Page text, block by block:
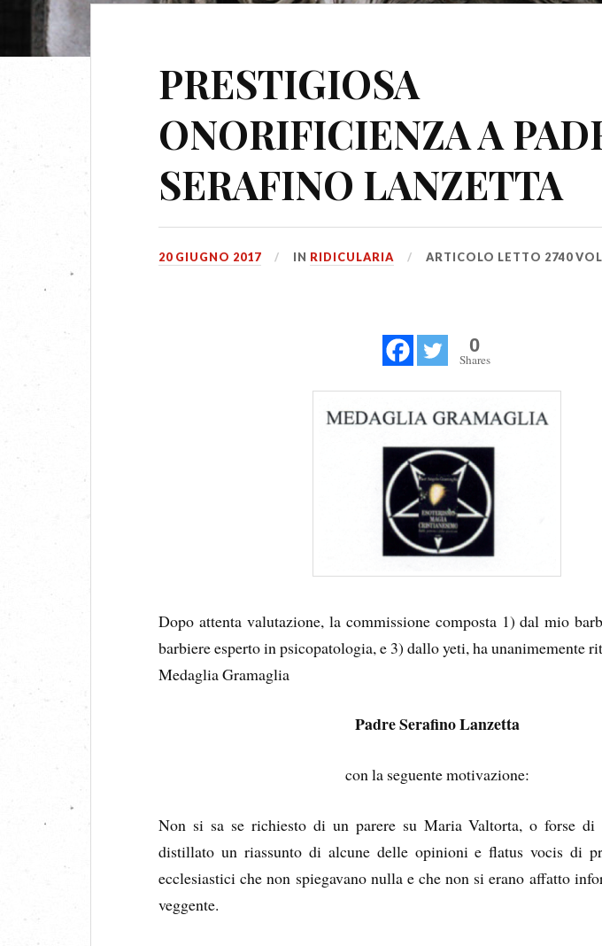
PRESTIGIOSA
ONORIFICIENZA A
SERAFINO LANZETTA
20 GIUGNO 2017 IN RIDICULARIA ARTICOLO LETTO 2740
0
Shares
Dopo attenta valutazione, la commissione composta 1) dal mio
barbiere esperto in psicopatologia, e 3) dallo yeti, ha unanimemente
Medaglia Gramaglia
Padre Serafino Lanzetta
con la seguente motivazione:
Non si sa se richiesto di un parere su Maria Valtorta, o forse di
distillato un riassunto di alcune delle opinioni e flatus vocis di
ecclesiastici che non spiegavano nulla e che non si erano affatto
veggente.